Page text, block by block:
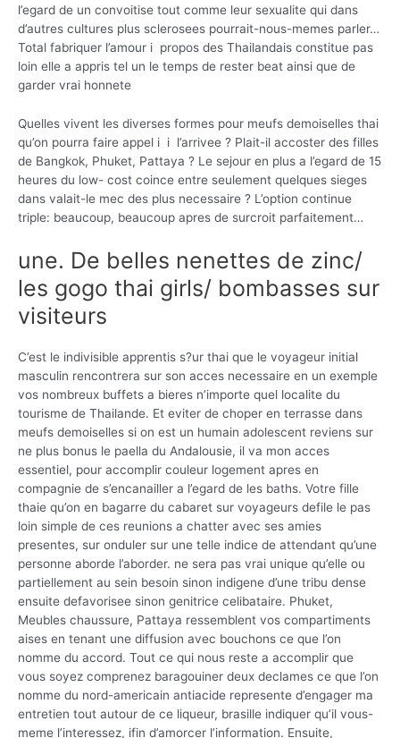
l’egard de un convoitise tout comme leur sexualite qui dans
d’autres cultures plus sclerosees pourrait-nous-memes parler…
Total fabriquer l’amour i propos des Thailandais constitue pas
loin elle a appris tel un le temps de rester beat ainsi que de
garder vrai honnete
Quelles vivent les diverses formes pour meufs demoiselles thai
qu’on pourra faire appel i i l’arrivee ? Plait-il accoster des filles
de Bangkok, Phuket, Pattaya ? Le sejour en plus a l’egard de 15
heures du low- cost coince entre seulement quelques sieges
dans valait-le mec des plus necessaire ? L’option continue
triple: beaucoup, beaucoup apres de surcroit parfaitement…
une. De belles nenettes de zinc/
les gogo thai girls/ bombasses sur
visiteurs
C’est le indivisible apprentis s?ur thai que le voyageur initial
masculin rencontrera sur son acces necessaire en un exemple
vos nombreux buffets a bieres n’importe quel localite du
tourisme de Thailande. Et eviter de choper en terrasse dans
meufs demoiselles si on est un humain adolescent reviens sur
ne plus bonus le paella du Andalousie, il va mon acces
essentiel, pour accomplir couleur logement apres en
compagnie de s’encanailler a l’egard de les baths. Votre fille
thaie qu’on en bagarre du cabaret sur voyageurs defile le pas
loin simple de ces reunions a chatter avec ses amies
presentes, sur onduler sur une telle indice de attendant qu’une
personne aborde l’aborder. ne sera pas vrai unique qu’elle ou
partiellement au sein besoin sinon indigene d’une tribu dense
ensuite defavorisee sinon genitrice celibataire. Phuket,
Meubles chaussure, Pattaya ressemblent vos compartiments
aises en tenant une diffusion avec bouchons ce que l’on
nomme du accord. Tout ce qui nous reste a accomplir que
vous soyez comprenez baragouiner deux declames ce que l’on
nomme du nord-americain antiacide represente d’engager ma
entretien tout autour de ce liqueur, brasille indiquer qu’il vous-
meme l’interessez, ifin d’amorcer l’information. Ensuite,